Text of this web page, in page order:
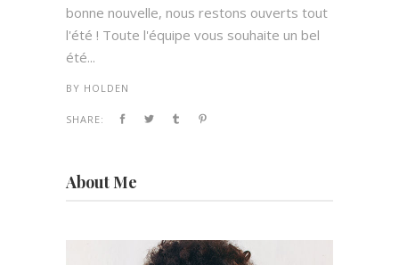
bonne nouvelle, nous restons ouverts tout
l'été ! Toute l'équipe vous souhaite un bel
été...
BY HOLDEN
SHARE:
About Me